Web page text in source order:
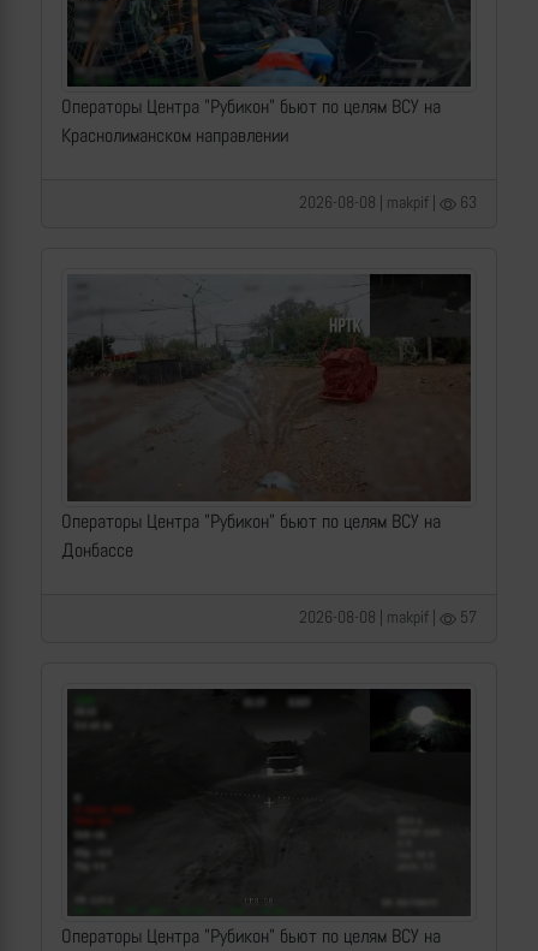
Операторы Центра "Рубикон" бьют по целям ВСУ на
Краснолиманском направлении
2026-08-08 | makpif | 63
Операторы Центра "Рубикон" бьют по целям ВСУ на
Донбассе
2026-08-08 | makpif | 57
Операторы Центра "Рубикон" бьют по целям ВСУ на